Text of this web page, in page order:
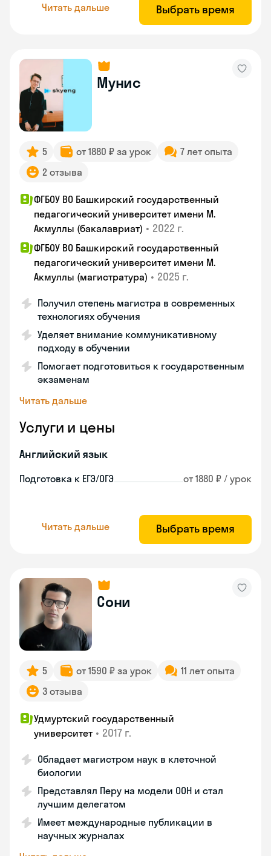
Читать дальше Выбрать время
Мунис
5 от 1880 ₽ за урок
7 лет опыта
2 отзыва
ФГБОУ ВО Башкирский государственный
педагогический университет имени М.
Акмуллы (бакалавриат) • 2022 г.
ФГБОУ ВО Башкирский государственный
педагогический университет имени М.
Акмуллы (магистратура) • 2025 г.
Получил степень магистра в современных
технологиях обучения
Уделяет внимание коммуникативному
подходу в обучении
Помогает подготовиться к государственным
экзаменам
Читать дальше
Услуги и цены
Английский язык
Подготовка к ЕГЭ/ОГЭ от 1880 ₽ / урок
Читать дальше Выбрать время
Сони
5 от 1590 ₽ за урок
11 лет опыта
3 отзыва
Удмуртский государственный
университет • 2017 г.
Обладает магистром наук в клеточной
биологии
Представлял Перу на модели ООН и стал
лучшим делегатом
Имеет международные публикации в
научных журналах